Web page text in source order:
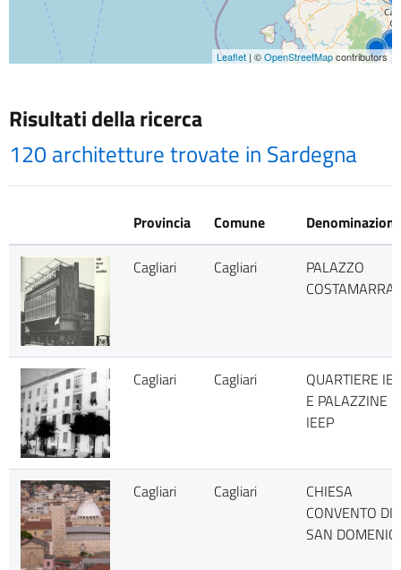
Leaflet | ©OpenStreetMapcontributors
Risultati della ricerca
120 architetture trovate in Sardegna
Provincia Comune Denominazione
Cagliari Cagliari
PALAZZO
Cagliari Cagliari
QUARTIERE
E PALAZZINE
IEEP
Cagliari Cagliari
CHIESA
CONVENTO DI
SAN